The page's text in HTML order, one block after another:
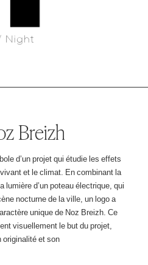
Breizh
d’un projet qui étudie les effets
et le climat. En combinant la
lumière d’un poteau électrique, qui
nocturne de la ville, un logo a
unique de Noz Breizh. Ce
visuellement le but du projet,
originalité et son